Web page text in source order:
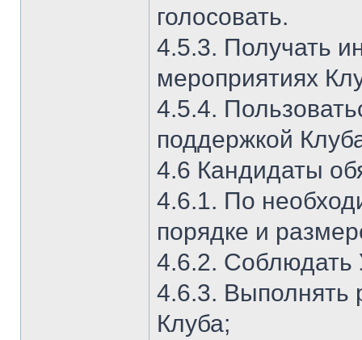
голосовать.
4.5.3. Получать
мероприятиях
4.5.4.
поддержкой
4.6 Кандидаты
4.6.1. По
порядке и
4.6.2. Соблюдать
4.6.3. Выполнять
Клуба;